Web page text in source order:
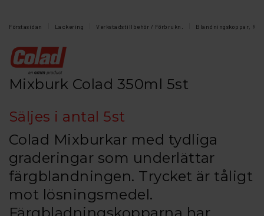
Förstasidan Lackering Verkstadstillbehör / Förbrukn. Blandningskoppar,
Mixburk Colad 350ml 5st
Säljes i antal 5st
Colad Mixburkar med tydliga
graderingar som underlättar
färgblandningen. Trycket är tåligt
mot lösningsmedel.